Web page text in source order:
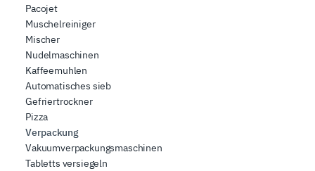
Pacojet
Muschelreiniger
Mischer
Nudelmaschinen
Kaffeemuhlen
Automatisches sieb
Gefriertrockner
Pizza
Verpackung
Vakuumverpackungsmaschinen
Tabletts versiegeln